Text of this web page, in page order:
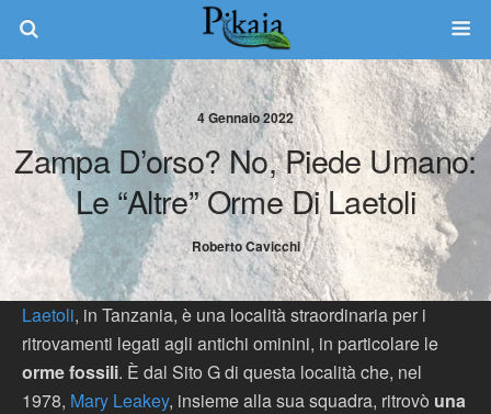
4 Gennaio 2022
Zampa D’orso? No, Piede Umano:
Le “altre” Orme Di Laetoli
Roberto Cavicchi
Laetoli, in Tanzania, è una località straordinaria per i
ritrovamenti legati agli antichi ominini, in particolare le
orme fossili. È dal Sito G di questa località che, nel
1978, Mary Leakey, insieme alla sua squadra, ritrovò una